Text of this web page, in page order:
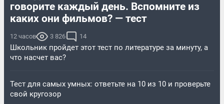
говорите каждый день. Вспомните из
каких они фильмов? — тест
12 часов 3 826 14
Школьник пройдет этот тест по литературе за минуту, а
что насчет вас?
Тест для самых умных: ответьте на 10 из 10 и проверьте
свой кругозор